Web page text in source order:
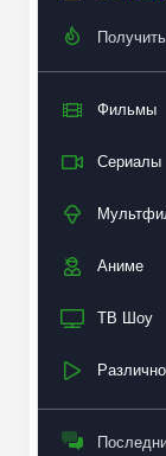
Фильмы
Сериалы
Аниме
ТВ Шоу